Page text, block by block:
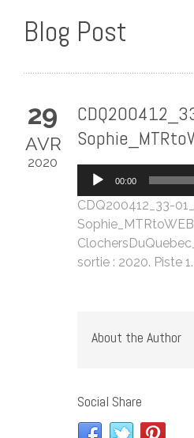
Blog Post
29
AVR
2020
Lecteur
00:00
CDQ200412_33-
Sophie_MTRtoWEB
sortie : 2020. Piste 1.
About the Author
Social Share